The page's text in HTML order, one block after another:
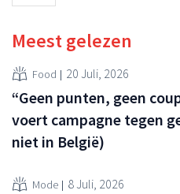
Meest gelezen
Food 20 Juli, 2026
“Geen punten, geen
voert campagne tegen
niet in België)
Mode 8 Juli, 2026